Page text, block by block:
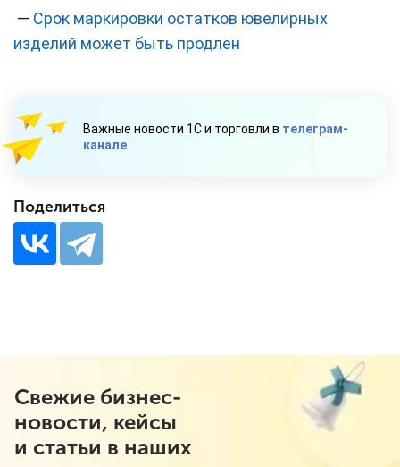
— Срок маркировки остатков ювелирных
изделий может быть продлен
Важные новости 1С и торговли в телеграм-
канале
Поделиться
Свежие бизнес-
новости, кейсы
и статьи в наших